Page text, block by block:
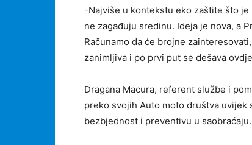
-Najviše u kontekstu eko zaštite što
ne zagađuju sredinu. Ideja je nova, a
Računamo da će brojne
zanimljiva i po prvi put se dešava
Dragana Macura, referent službe i
preko svojih Auto moto društva uvijek
bezbjednost i preventivu u saobraćaju.